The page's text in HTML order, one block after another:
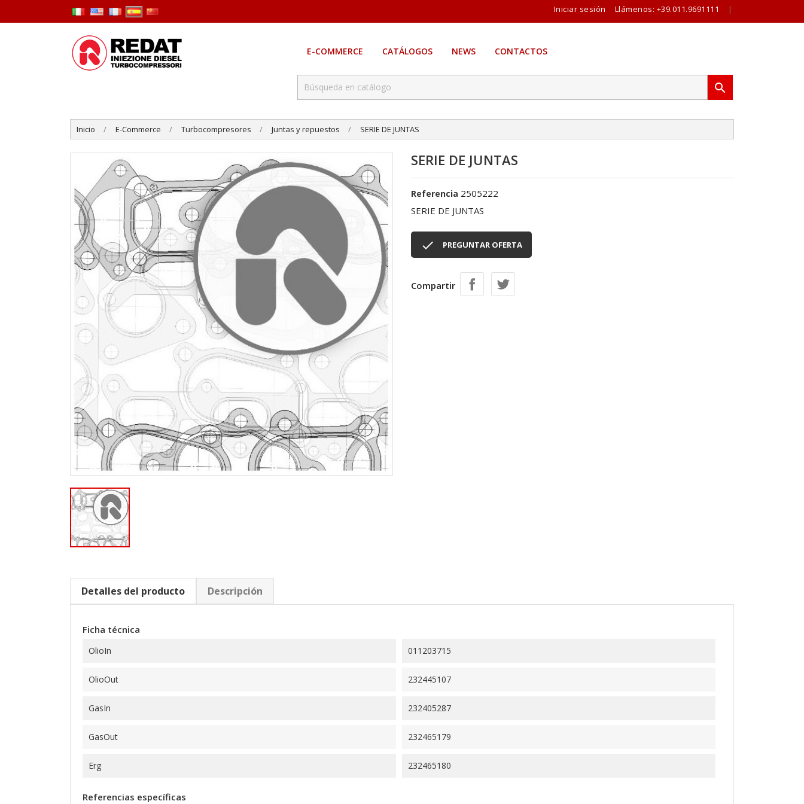
Iniciar sesión Llámenos: +39.011.9691111 |
E-COMMERCE CATÁLOGOS NEWS CONTACTOS

Inicio E-Commerce Turbocompresores Juntas y repuestos SERIE DE JUNTAS
SERIE DE JUNTAS
Referencia 2505222
SERIE DE JUNTAS
 PREGUNTAR OFERTA
Compartir
Detalles del producto Descripción
Ficha técnica
OlioIn 011203715
OlioOut 232445107
GasIn 232405287
GasOut 232465179
Erg 232465180
Referencias específicas